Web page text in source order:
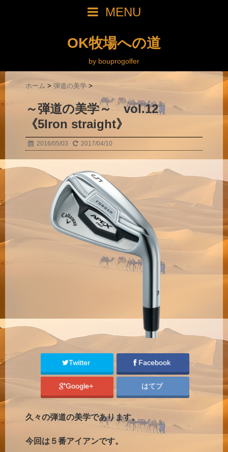
MENU
OK牧場への道
by bouprogolfer
ホーム > 弾道の美学 >
～弾道の美学～ vol.12
《5Iron straight》
2016/05/03 2017/04/10
Twitter Facebook
Google+ はてブ
久々の弾道の美学であります。
今回は５番アイアンです。